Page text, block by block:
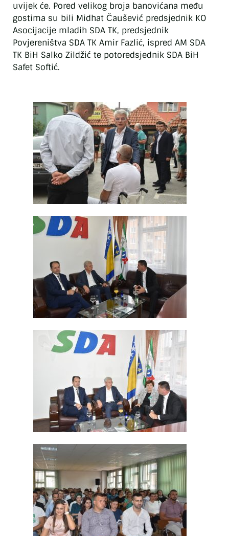
uvijek će. Pored velikog broja banovićana među
gostima su bili Midhat Čaušević predsjednik KO
Asocijacije mladih SDA TK, predsjednik
Povjereništva SDA TK Amir Fazlić, ispred AM SDA
TK BiH Salko Zildžić te potoredsjednik SDA BiH
Safet Softić.